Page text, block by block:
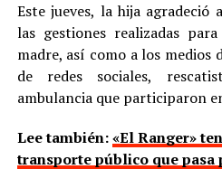
Este jueves, la hija agradeció
las gestiones realizadas
madre, así como a los medios
de redes sociales,
ambulancia que participaron
Lee también:«El Ranger»
transporte público que pasa